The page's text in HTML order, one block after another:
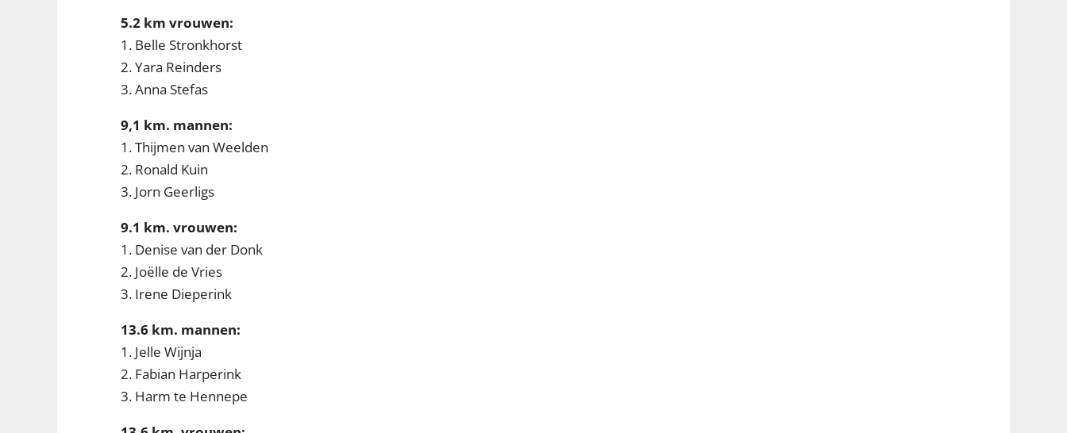
5.2 km vrouwen:
1. Belle Stronkhorst
2. Yara Reinders
3. Anna Stefas
9,1 km. mannen:
1. Thijmen van Weelden
2. Ronald Kuin
3. Jorn Geerligs
9.1 km. vrouwen:
1. Denise van der Donk
2. Joëlle de Vries
3. Irene Dieperink
13.6 km. mannen:
1. Jelle Wijnja
2. Fabian Harperink
3. Harm te Hennepe